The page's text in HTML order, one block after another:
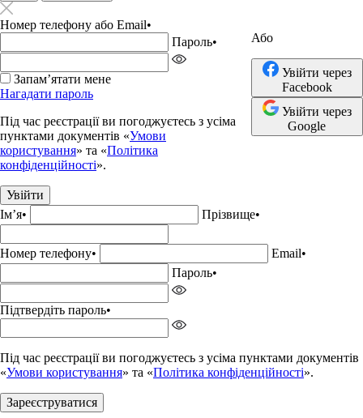
Номер телефону або Email•
Пароль•
Запамʼятати мене
Нагадати пароль
Під час реєстрації ви погоджуєтесь з усіма
пунктами документів «Умови
користування» та «Політика
конфіденційності».
Увійти
Або
Увійти через
Facebook
Увійти через
Google
Імʼя• Прізвище•
Номер телефону• Email•
Пароль•
Підтвердіть пароль•
Під час реєстрації ви погоджуєтесь з усіма пунктами документів
«Умови користування» та «Політика конфіденційності».
Зареєструватися